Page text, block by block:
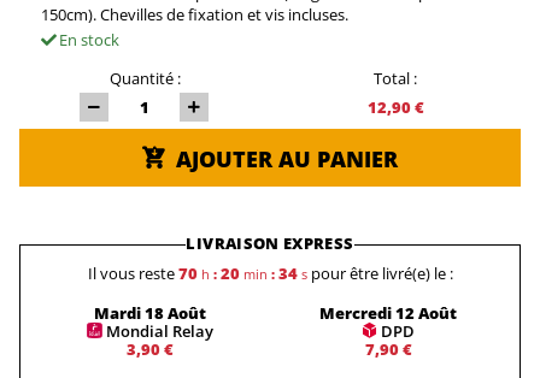
150cm). Chevilles de fixation et vis incluses.
En stock
Quantité :
Total :
12,90 €
AJOUTER AU PANIER
LIVRAISON EXPRESS
Il vous reste70h : 20min : 33s pour être livré(e) le :
Mardi 18 Août
Mondial Relay
3,90 €
Mercredi 12 Août
DPD
7,90 €